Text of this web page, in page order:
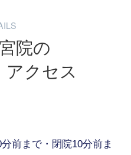
院の
アクセス
前まで・閉院10分前ま